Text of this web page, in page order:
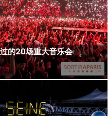
的20场重大音乐会